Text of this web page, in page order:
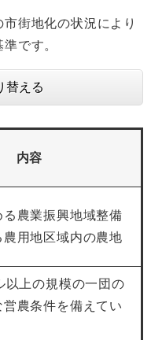
街地化の状況により
です。
替える
内容
農業振興地域整備
用地区域内の農地
以上の規模の一団の
農条件を備えてい